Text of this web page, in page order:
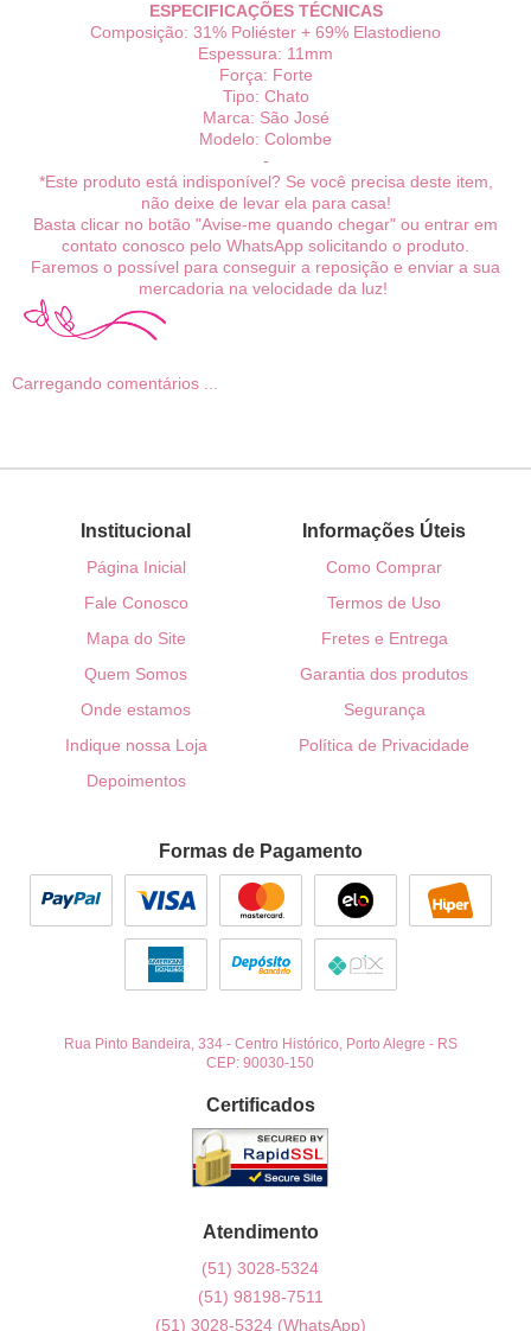
ESPECIFICAÇÕES TÉCNICAS
Composição: 31% Poliéster + 69% Elastodieno
Espessura: 11mm
Força: Forte
Tipo: Chato
Marca: São José
Modelo: Colombe
-
*Este produto está indisponível? Se você precisa deste item,
não deixe de levar ela para casa!
Basta clicar no botão "Avise-me quando chegar" ou entrar em
contato conosco pelo WhatsApp solicitando o produto.
Faremos o possível para conseguir a reposição e enviar a sua
mercadoria na velocidade da luz!
Carregando comentários ...
Institucional
Página Inicial
Fale Conosco
Mapa do Site
Quem Somos
Onde estamos
Indique nossa Loja
Depoimentos
Informações Úteis
Como Comprar
Termos de Uso
Fretes e Entrega
Garantia dos produtos
Segurança
Política de Privacidade
Formas de Pagamento
Rua Pinto Bandeira, 334- Centro Histórico, Porto Alegre - RS
CEP: 90030-150
Certificados
Atendimento
(51) 3028-5324
(51) 98198-7511
(51) 3028-5324 (WhatsApp)